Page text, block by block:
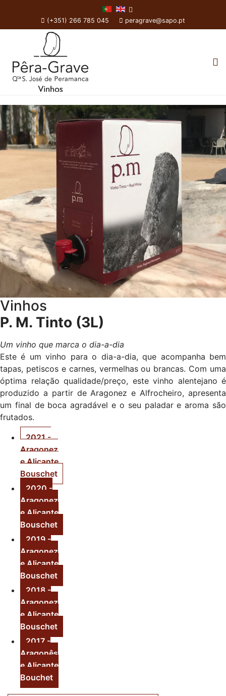
(+351) 266 785 045 peragrave@sapo.pt
Vinhos
P. M. Tinto (3L)
Um vinho que marca o dia-a-dia
Este é um vinho para o dia-a-dia, que acompanha bem
tapas, petiscos e carnes, vermelhas ou brancas. Com uma
óptima relação qualidade/preço, este vinho alentejano é
produzido a partir de Aragonez e Alfrocheiro, apresenta
um final de boca agradável e o seu paladar e aroma são
frutados.
2021 -
Aragonez
e Alicante
Bouschet
2020 -
Aragonez
e Alicante
Bouschet
2019 -
Aragonez
e Alicante
Bouschet
2018 -
Aragonez
e Alicante
Bouschet
2017 -
Aragonês
e Alicante
Bouchet